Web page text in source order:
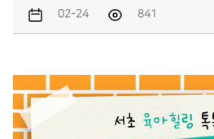
02-24 841